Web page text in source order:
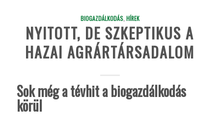
BIOGAZDÁLKODÁS, HÍREK
NYITOTT, DE SZKEPTIKUS A
HAZAI AGRÁRTÁRSADALOM
Sok még a tévhit a biogazdálkodás
körül